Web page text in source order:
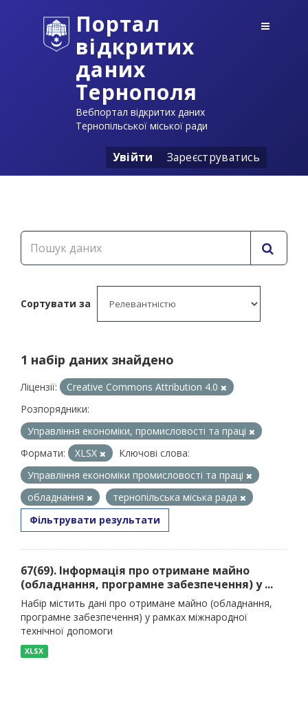
Портал
відкритих
даних
Тернополя
Вебпортал відкритих даних
Тернопільської міської ради
Увійти Зареєструватись
Сортувати за
1 набір даних знайдено
Ліцензії:
Creative Commons Attribution 4.0
Розпорядники:
Управління економіки, промисловості та праці
Формати:
XLSX
Ключові слова:
Управління економіки промисловості та праці
обладнання
тернопільська міська рада
Фільтрувати результати
67(69). Інформація про отримане майно
(обладнання, програмне забезпечення) у ...
Набір містить дані про отримане майно (обладнання,
програмне забезпечення) у рамках міжнародної
технічної допомоги
XLSX